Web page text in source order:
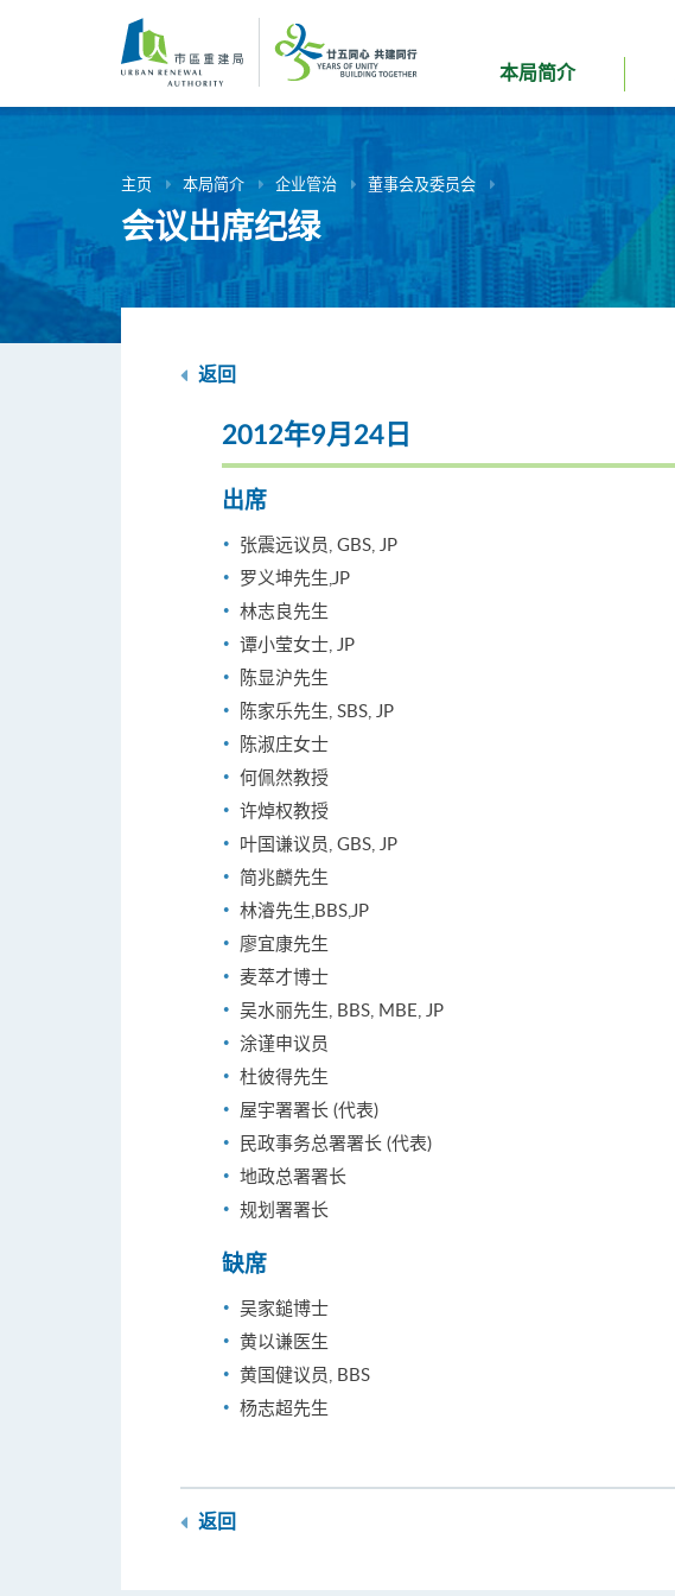
内
本局简介
主页 本局简介 企业管治 董事会及委员会
会议出席纪绿
返回
2012年9月24日
出席
张震远议员, GBS, JP
罗义坤先生,JP
林志良先生
谭小莹女士, JP
陈显沪先生
陈家乐先生, SBS, JP
陈淑庄女士
何佩然教授
许焯权教授
叶国谦议员, GBS, JP
简兆麟先生
林濬先生,BBS,JP
廖宜康先生
麦萃才博士
吴水丽先生, BBS, MBE, JP
涂谨申议员
杜彼得先生
屋宇署署长 (代表)
民政事务总署署长 (代表)
地政总署署长
规划署署长
缺席
吴家鎚博士
黄以谦医生
黄国健议员, BBS
杨志超先生
返回